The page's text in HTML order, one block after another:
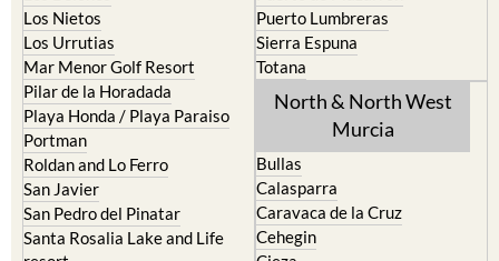
Los Nietos
Los Urrutias
Mar Menor Golf Resort
Pilar de la Horadada
Playa Honda / Playa Paraiso
Portman
Roldan and Lo Ferro
San Javier
San Pedro del Pinatar
Santa Rosalia Lake and Life
Puerto Lumbreras
Sierra Espuna
Totana
North & North West
Murcia
Bullas
Calasparra
Caravaca de la Cruz
Cehegin